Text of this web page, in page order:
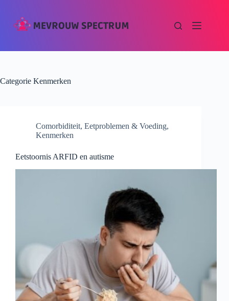
Categorie Kenmerken
Comorbiditeit, Eetproblemen & Voeding,
Kenmerken
Eetstoornis ARFID en autisme